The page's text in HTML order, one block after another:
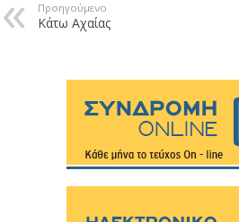
Προηγούμενο
Κάτω Αχαίας